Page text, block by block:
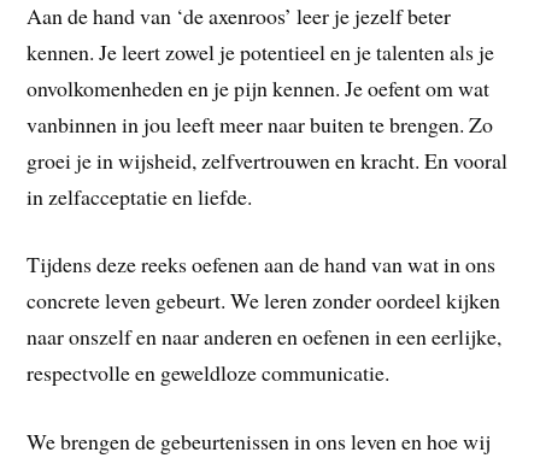
Aan de hand van ‘de axenroos’ leer je jezelf beter
kennen. Je leert zowel je potentieel en je talenten als je
onvolkomenheden en je pijn kennen. Je oefent om wat
vanbinnen in jou leeft meer naar buiten te brengen. Zo
groei je in wijsheid, zelfvertrouwen en kracht. En vooral
in zelfacceptatie en liefde.
Tijdens deze reeks oefenen aan de hand van wat in ons
concrete leven gebeurt. We leren zonder oordeel kijken
naar onszelf en naar anderen en oefenen in een eerlijke,
respectvolle en geweldloze communicatie.
We brengen de gebeurtenissen in ons leven en hoe wij